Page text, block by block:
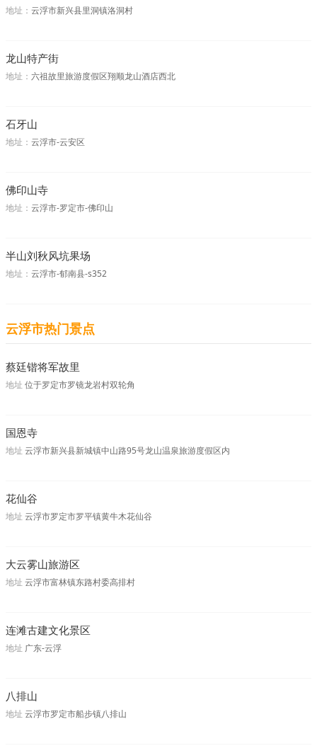
地址： 云浮市新兴县里洞镇洛洞村
龙山特产街
地址： 六祖故里旅游度假区翔顺龙山酒店西北
石牙山
地址： 云浮市-云安区
佛印山寺
地址： 云浮市-罗定市-佛印山
半山刘秋风坑果场
地址： 云浮市-郁南县-s352
云浮市热门景点
蔡廷锴将军故里
地址 位于罗定市罗镜龙岩村双轮角
国恩寺
地址 云浮市新兴县新城镇中山路95号龙山温泉旅游度假区内
花仙谷
地址 云浮市罗定市罗平镇黄牛木花仙谷
大云雾山旅游区
地址 云浮市富林镇东路村委高排村
连滩古建文化景区
地址 广东-云浮
八排山
地址 云浮市罗定市船步镇八排山